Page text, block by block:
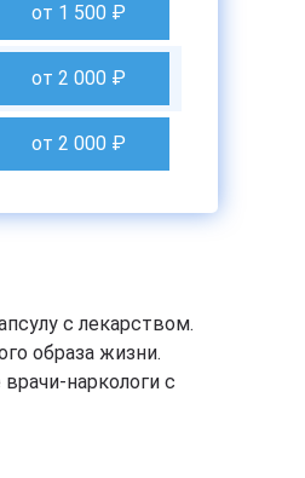
от 1 500 ₽
от 2 000 ₽
от 2 000 ₽
с лекарством.
образа жизни.
наркологи с